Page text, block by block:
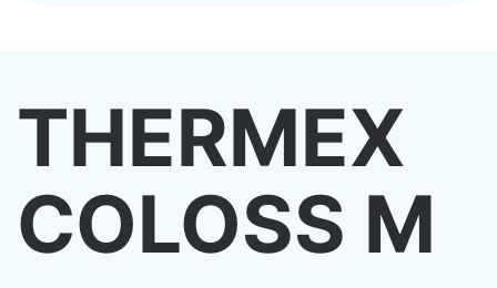
THERMEX
COLOSS M